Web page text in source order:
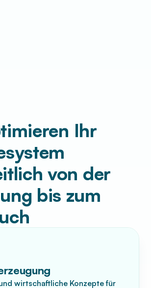
Ihr
von der
bis zum
wirtschaftliche Konzepte für